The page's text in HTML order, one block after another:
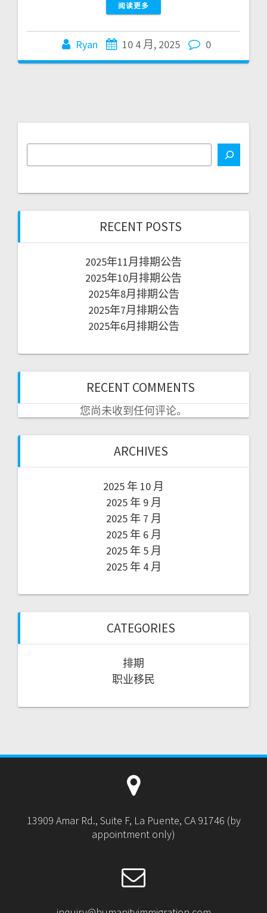
阅读更多
Ryan 10 4 月, 2025 0
RECENT POSTS
2025年11月排期公告
2025年10月排期公告
2025年8月排期公告
2025年7月排期公告
2025年6月排期公告
RECENT COMMENTS
您尚未收到任何评论。
ARCHIVES
2025 年 10 月
2025 年 9 月
2025 年 7 月
2025 年 6 月
2025 年 5 月
2025 年 4 月
CATEGORIES
排期
职业移民
13909 Amar Rd., Suite F, La Puente, CA 91746 (by
appointment only)